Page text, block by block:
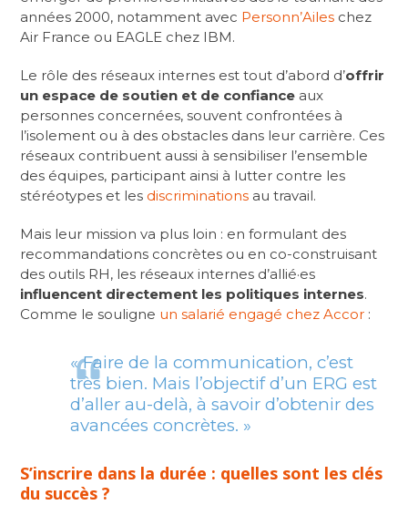
années 2000, notamment avec Personn’Ailes chez
Air France ou EAGLE chez IBM.
Le rôle des réseaux internes est tout d’abord d’offrir
un espace de soutien et de confiance aux
personnes concernées, souvent confrontées à
l’isolement ou à des obstacles dans leur carrière. Ces
réseaux contribuent aussi à sensibiliser l’ensemble
des équipes, participant ainsi à lutter contre les
stéréotypes et les discriminations au travail.
Mais leur mission va plus loin : en formulant des
recommandations concrètes ou en co-construisant
des outils RH, les réseaux internes d’allié·es
influencent directement les politiques internes.
Comme le souligne un salarié engagé chez Accor :
« Faire de la communication, c’est
très bien. Mais l’objectif d’un ERG est
d’aller au-delà, à savoir d’obtenir des
avancées concrètes. »
S’inscrire dans la durée : quelles sont les clés
du succès ?